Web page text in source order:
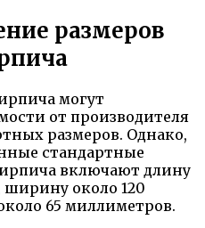
размеров
могут
от производителя
размеров. Однако,
стандартные
включают длину
ширину около 120
65 миллиметров.